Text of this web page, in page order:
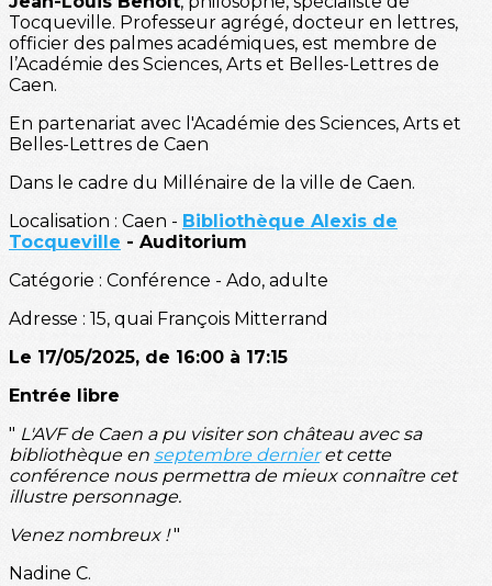
Tocqueville. Professeur agrégé, docteur en lettres,
officier des palmes académiques, est membre de
l’Académie des Sciences, Arts et Belles-Lettres de
Caen.
En partenariat avec l'Académie des Sciences, Arts et
Belles-Lettres de Caen
Dans le cadre du Millénaire de la ville de Caen.
Localisation : Caen - Bibliothèque Alexis de
Tocqueville - Auditorium
Catégorie : Conférence - Ado, adulte
Adresse : 15, quai François Mitterrand
Le 17/05/2025, de 16:00 à 17:15
Entrée libre
" L'AVF de Caen a pu visiter son château avec sa
bibliothèque en septembre dernieret cette
conférence nous permettra de mieux connaître cet
illustre personnage.
Venez nombreux !"
Nadine C.